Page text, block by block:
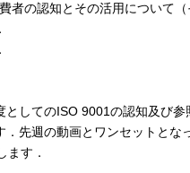
者の認知とその活用について
してのISO 9001の認知及び
先週の動画とワンセットとな
ます．